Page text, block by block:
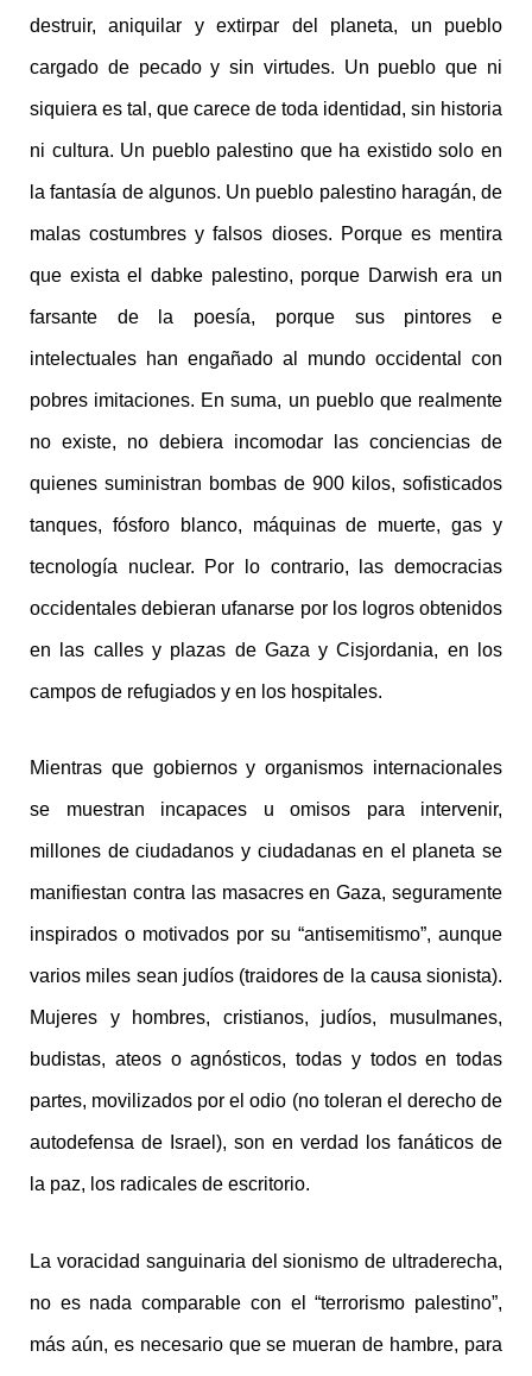
destruir, aniquilar y extirpar del planeta, un pueblo
cargado de pecado y sin virtudes. Un pueblo que ni
siquiera es tal, que carece de toda identidad, sin historia
ni cultura. Un pueblo palestino que ha existido solo en
la fantasía de algunos. Un pueblo palestino haragán, de
malas costumbres y falsos dioses. Porque es mentira
que exista el dabke palestino, porque Darwish era un
farsante de la poesía, porque sus pintores e
intelectuales han engañado al mundo occidental con
pobres imitaciones. En suma, un pueblo que realmente
no existe, no debiera incomodar las conciencias de
quienes suministran bombas de 900 kilos, sofisticados
tanques, fósforo blanco, máquinas de muerte, gas y
tecnología nuclear. Por lo contrario, las democracias
occidentales debieran ufanarse por los logros obtenidos
en las calles y plazas de Gaza y Cisjordania, en los
campos de refugiados y en los hospitales.
Mientras que gobiernos y organismos internacionales
se muestran incapaces u omisos para intervenir,
millones de ciudadanos y ciudadanas en el planeta se
manifiestan contra las masacres en Gaza, seguramente
inspirados o motivados por su “antisemitismo”, aunque
varios miles sean judíos (traidores de la causa sionista).
Mujeres y hombres, cristianos, judíos, musulmanes,
budistas, ateos o agnósticos, todas y todos en todas
partes, movilizados por el odio (no toleran el derecho de
autodefensa de Israel), son en verdad los fanáticos de
la paz, los radicales de escritorio.
La voracidad sanguinaria del sionismo de ultraderecha,
no es nada comparable con el “terrorismo palestino”,
más aún, es necesario que se mueran de hambre, para